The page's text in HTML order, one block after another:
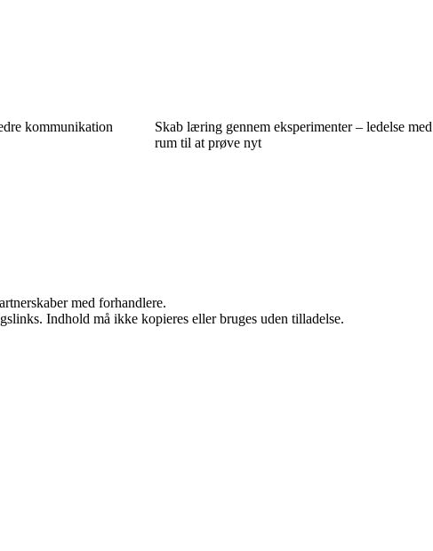
kommunikation
Skab læring gennem eksperimenter – ledelse med
rum til at prøve nyt
med forhandlere.
Indhold må ikke kopieres eller bruges uden tilladelse.